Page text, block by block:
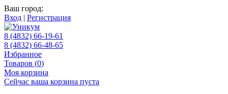
Ваш город:
Вход | Регистрация
8 (4832) 66-19-61
8 (4832) 66-48-65
Избранное
Товаров (0)
Моя корзина
Сейчас ваша корзина пуста